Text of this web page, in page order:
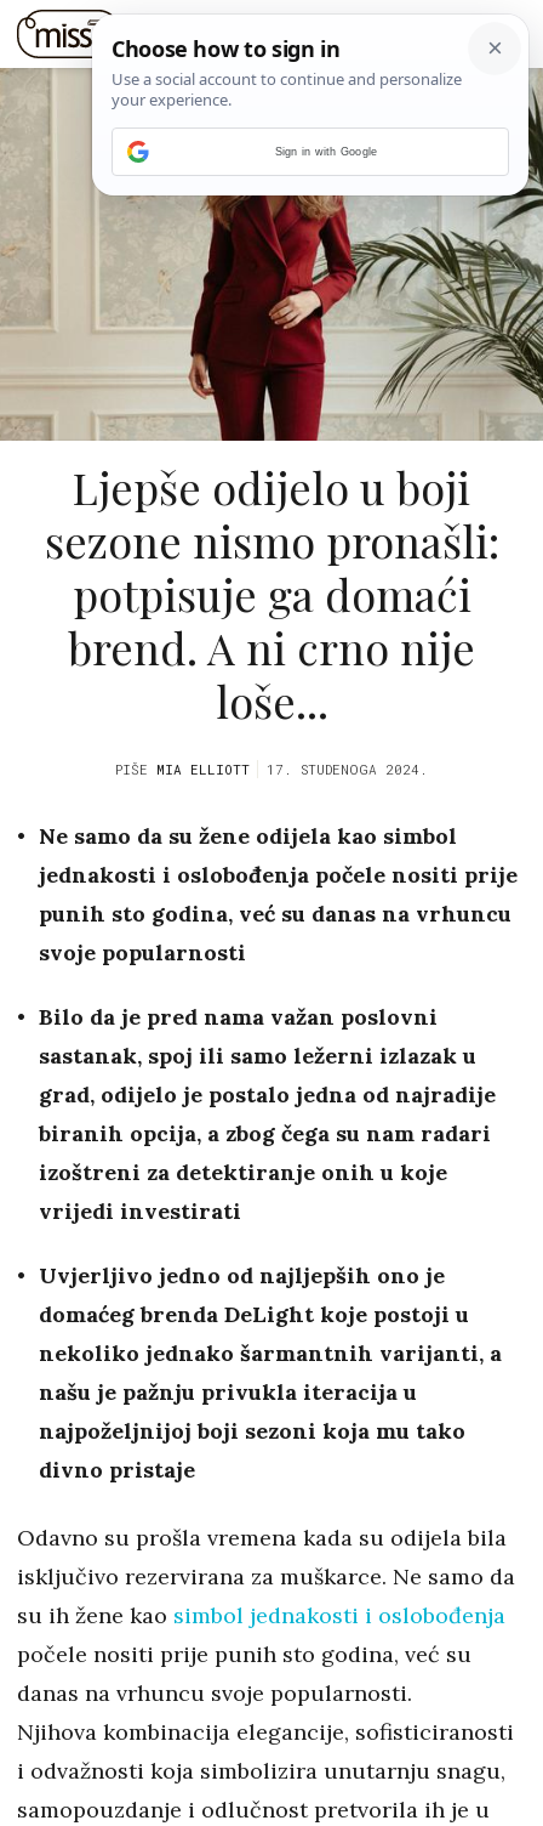
Ljepše odijelo u boji
sezone nismo pronašli:
potpisuje ga domaći
brend. A ni crno nije
loše...
PIŠE MIA ELLIOTT 17. STUDENOGA 2024.
Ne samo da su žene odijela kao simbol
jednakosti i oslobođenja počele nositi prije
punih sto godina, već su danas na vrhuncu
svoje popularnosti
Bilo da je pred nama važan poslovni
sastanak, spoj ili samo ležerni izlazak u
grad, odijelo je postalo jedna od najradije
biranih opcija, a zbog čega su nam radari
izoštreni za detektiranje onih u koje
vrijedi investirati
Uvjerljivo jedno od najljepših ono je
domaćeg brenda DeLight koje postoji u
nekoliko jednako šarmantnih varijanti, a
našu je pažnju privukla iteracija u
najpoželjnijoj boji sezoni koja mu tako
divno pristaje
Odavno su prošla vremena kada su odijela bila
isključivo rezervirana za muškarce. Ne samo da
su ih žene kao simbol jednakosti i oslobođenja
počele nositi prije punih sto godina, već su
danas na vrhuncu svoje popularnosti.
Njihova kombinacija elegancije, sofisticiranosti
i odvažnosti koja simbolizira unutarnju snagu,
samopouzdanje i odlučnost pretvorila ih je u
Sign in with Google